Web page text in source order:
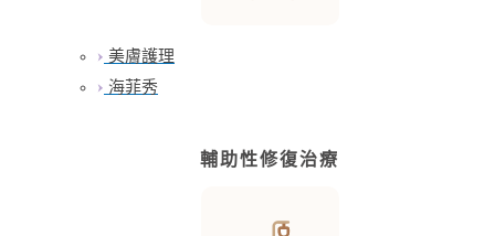
美膚護理
海菲秀
輔助性修復治療